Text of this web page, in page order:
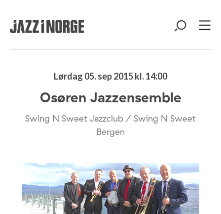
Lørdag 05. sep 2015 kl. 14:00
Osøren Jazzensemble
Swing N Sweet Jazzclub / Swing N Sweet
Bergen